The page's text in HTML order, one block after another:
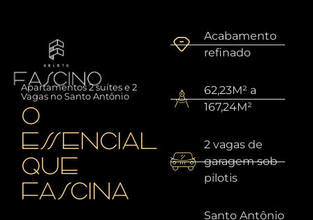
Apartamentos 2 suítes e 2
Vagas no Santo Antônio
O
ESSENCIAL
QUE
FASCINA
Acabamento
refinado
62,23M² a
167,24M²
2 vagas de
garagem sob
pilotis
Santo Antônio